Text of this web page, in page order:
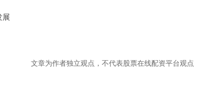
展
文章为作者独立观点，不代表股票在线配资平台观点